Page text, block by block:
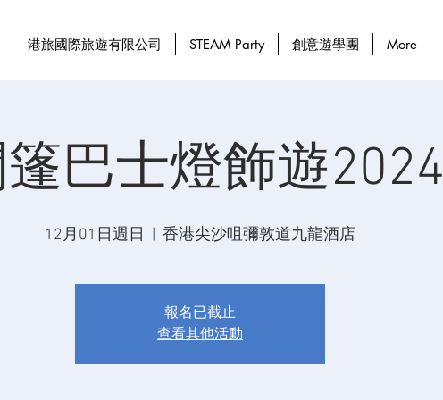
港旅國際旅遊有限公司 STEAM Party 創意遊學團 More
巴士燈飾遊2024
12月01日週日 香港尖沙咀彌敦道九龍酒店
報名已截止
查看其他活動